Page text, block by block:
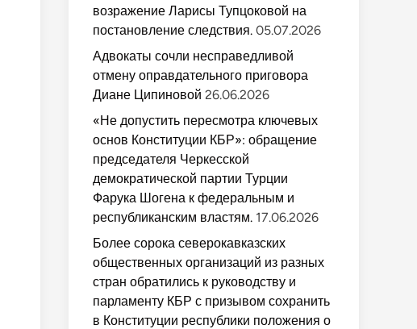
возражение Ларисы Тупцоковой на
постановление следствия. 05.07.2026
Адвокаты сочли несправедливой
отмену оправдательного приговора
Диане Ципиновой 26.06.2026
«Не допустить пересмотра ключевых
основ Конституции КБР»: обращение
председателя Черкесской
демократической партии Турции
Фарука Шогена к федеральным и
республиканским властям. 17.06.2026
Более сорока северокавказских
общественных организаций из разных
стран обратились к руководству и
парламенту КБР с призывом сохранить
в Конституции республики положения о